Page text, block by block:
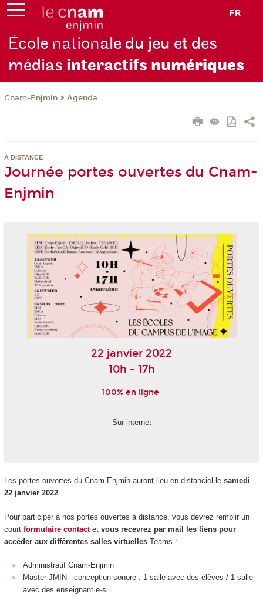
FR
École nationale du jeu et des
médias interactifs numériques
Cnam-Enjmin Agenda
À DISTANCE
Journée portes ouvertes du Cnam-
Enjmin
22 janvier 2022
10h - 17h
100% en ligne
Sur internet
Les portes ouvertes du Cnam-Enjmin auront lieu en distanciel le samedi
22 janvier 2022.
Pour participer à nos portes ouvertes à distance, vous devrez remplir un
court formulaire contactet vous recevrez par mail les liens pour
accéder aux différentes salles virtuellesTeams :
Administratif Cnam-Enjmin
Master JMIN - conception sonore : 1 salle avec des élèves / 1 salle
avec des enseignant·e·s